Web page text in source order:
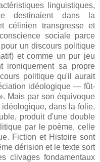
linguistiques,
destinaient dans la
célinien transgresse et
sociale parce
un discours politique
et comme un pur jeu
ironiquement sa propre
politique qu'il aurait
idéologique — fût-
Mais par son équivoque
dans la folie.
produit d'une double
par le poème, celle
Fiction et Histoire sont
dérision et le texte sort
clivages fondamentaux